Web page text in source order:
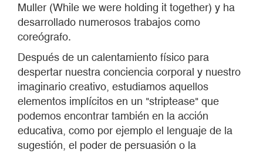
Muller (While we were holding it together) y ha
desarrollado numerosos trabajos como
coreógrafo.
Después de un calentamiento físico para
despertar nuestra conciencia corporal y nuestro
imaginario creativo, estudiamos aquellos
elementos implícitos en un "striptease" que
podemos encontrar también en la acción
educativa, como por ejemplo el lenguaje de la
sugestión, el poder de persuasión o la